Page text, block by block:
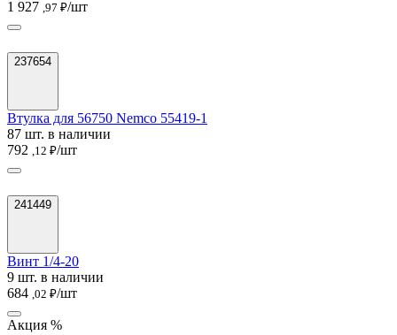
1 927 ,97 ₽/шт
237654
Втулка для 56750 Nemco 55419-1
87 шт. в наличии
792 ,12 ₽/шт
241449
Винт 1/4-20
9 шт. в наличии
684 ,02 ₽/шт
Акция %